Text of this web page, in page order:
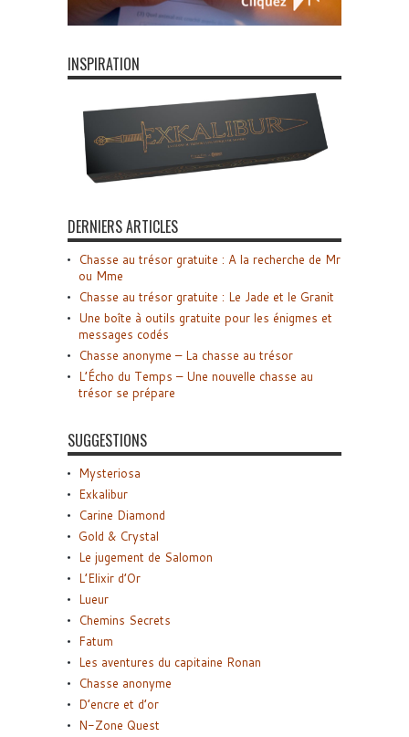
INSPIRATION
DERNIERS ARTICLES
Chasse au trésor gratuite : A la recherche de Mr
ou Mme
Chasse au trésor gratuite : Le Jade et le Granit
Une boîte à outils gratuite pour les énigmes et
messages codés
Chasse anonyme – La chasse au trésor
L’Écho du Temps – Une nouvelle chasse au
trésor se prépare
SUGGESTIONS
Mysteriosa
Exkalibur
Carine Diamond
Gold & Crystal
Le jugement de Salomon
L’Elixir d’Or
Lueur
Chemins Secrets
Fatum
Les aventures du capitaine Ronan
Chasse anonyme
D’encre et d’or
N-Zone Quest